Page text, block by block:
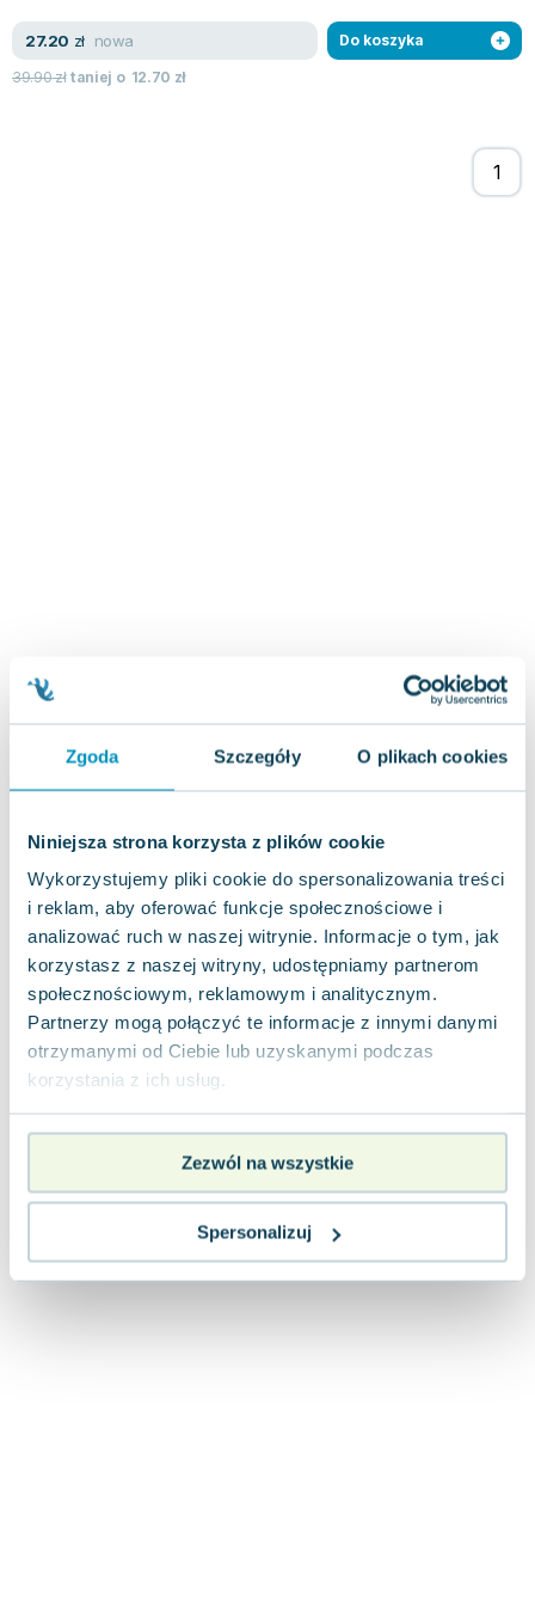
Zgoda Szczegóły O plikach cookies
Niniejsza strona korzysta z plików cookie
Wykorzystujemy pliki cookie do spersonalizowania treści
i reklam, aby oferować funkcje społecznościowe i
analizować ruch w naszej witrynie. Informacje o tym, jak
korzystasz z naszej witryny, udostępniamy partnerom
społecznościowym, reklamowym i analitycznym.
Partnerzy mogą połączyć te informacje z innymi danymi
otrzymanymi od Ciebie lub uzyskanymi podczas
korzystania z ich usług.
Zezwól na wszystkie
Spersonalizuj
Zygmunt Freud
Agata Passent
Michel Moran
Małgorzata Ohme
Maddie Ziegler
Joanna Racewicz
Janina Zającówna
Anna Prus (oprac.)
Nela Mała Reporterka
Agnieszka Maciąg
Barbara Wrzesińska
Terry Pratchett
Virginia Woolf
Lorraine Warren
Ajahn Brahm
27.20 zł nowa
39.90złtaniej o 12.70 zł
Do koszyka